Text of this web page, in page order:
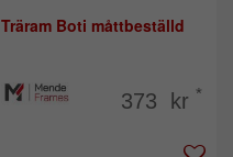
Träram Boti måttbeställd
373 kr *